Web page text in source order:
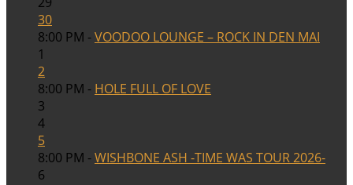
30
8:00 PM -VOODOO LOUNGE – ROCK IN DEN MAI
1
2
8:00 PM - HOLE FULL OF LOVE
3
4
5
8:00 PM -WISHBONE ASH -TIME WAS TOUR 2026-
6